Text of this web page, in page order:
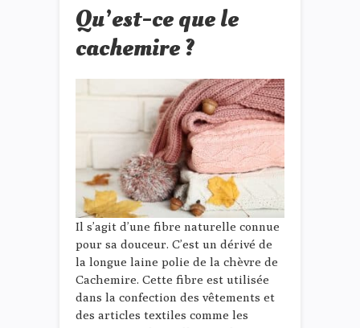
Qu’est-ce que le
cachemire ?
Il s’agit d’une fibre naturelle connue
pour sa douceur. C’est un dérivé de
la longue laine polie de la chèvre de
Cachemire. Cette fibre est utilisée
dans la confection des vêtements et
des articles textiles comme les